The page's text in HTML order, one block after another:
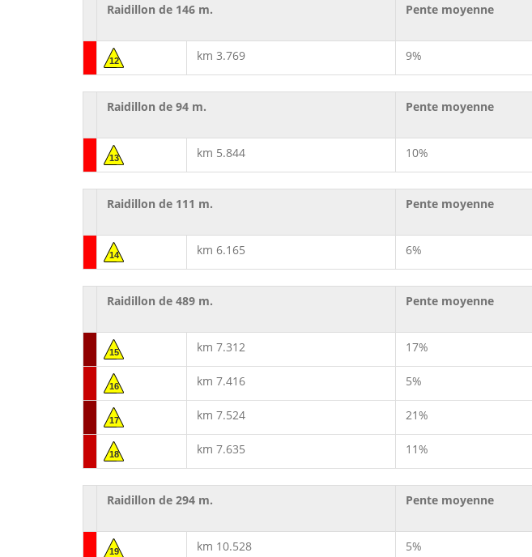
Raidillon de 146 m. Pente moyenne
12 km 3.769 9%
Raidillon de 94 m. Pente moyenne
13 km 5.844 10%
Raidillon de 111 m. Pente moyenne
14 km 6.165 6%
Raidillon de 489 m. Pente moyenne
15 km 7.312 17%
16 km 7.416 5%
17 km 7.524 21%
18 km 7.635 11%
Raidillon de 294 m. Pente moyenne
19 km 10.528 5%